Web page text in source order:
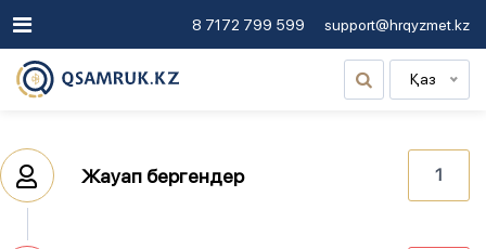
8 7172 799 599 support@hrqyzmet.kz
Қаз
Жауап бергендер 1